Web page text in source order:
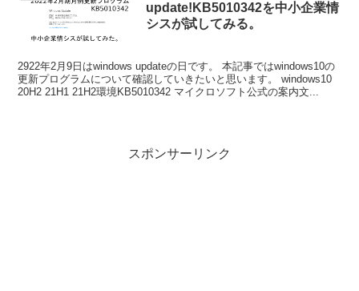
update!KB5010342を中小企業情
シスが試してみる。
2922年2月9日はwindows updateの日です。 本記事ではwindows10の
更新プログラムについて確認していきたいと思います。 windows10
20H2 21H1 21H2環境KB5010342 マイクロソフト公式の案内文...
スポンサーリンク